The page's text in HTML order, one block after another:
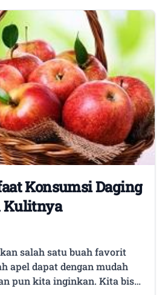
Konsumsi Daging
Kulitnya
salah satu buah favorit
mudah
pun kita inginkan. Kita bisa